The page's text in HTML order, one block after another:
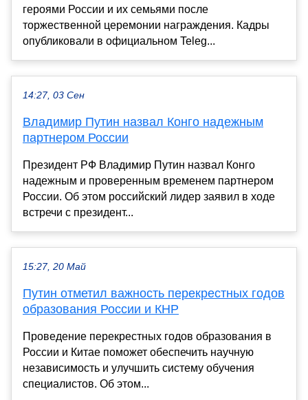
героями России и их семьями после
торжественной церемонии награждения. Кадры
опубликовали в официальном Teleg...
14:27, 03 Сен
Владимир Путин назвал Конго надежным
партнером России
Президент РФ Владимир Путин назвал Конго
надежным и проверенным временем партнером
России. Об этом российский лидер заявил в ходе
встречи с президент...
15:27, 20 Май
Путин отметил важность перекрестных годов
образования России и КНР
Проведение перекрестных годов образования в
России и Китае поможет обеспечить научную
независимость и улучшить систему обучения
специалистов. Об этом...